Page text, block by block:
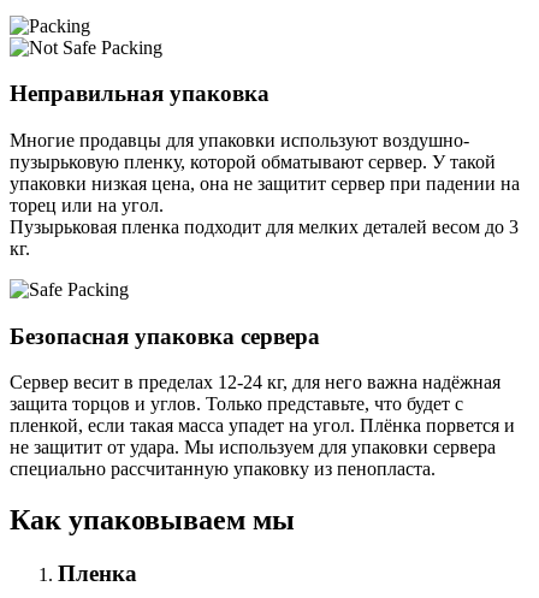
Неправильная упаковка
Многие продавцы для упаковки используют воздушно-
пузырьковую пленку, которой обматывают сервер. У такой
упаковки низкая цена, она не защитит сервер при падении на
торец или на угол.
Пузырьковая пленка подходит для мелких деталей весом до 3
кг.
Безопасная упаковка сервера
Сервер весит в пределах 12-24 кг, для него важна надёжная
защита торцов и углов. Только представьте, что будет с
пленкой, если такая масса упадет на угол. Плёнка порвется и
не защитит от удара. Мы используем для упаковки сервера
специально расcчитанную упаковку из пенопласта.
Как упаковываем мы
Пленка